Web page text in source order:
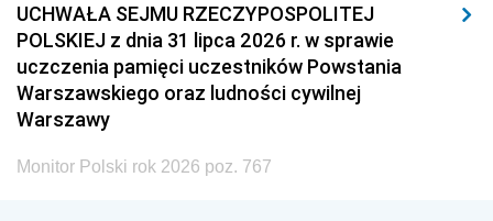
UCHWAŁA SEJMU RZECZYPOSPOLITEJ
POLSKIEJ z dnia 31 lipca 2026 r. w sprawie
uczczenia pamięci uczestników Powstania
Warszawskiego oraz ludności cywilnej
Warszawy
Monitor Polski rok 2026 poz. 767